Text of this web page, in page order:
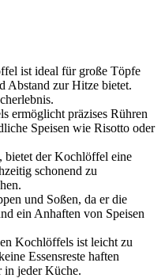
ist ideal für große Töpfe
Abstand zur Hitze bietet.
ermöglicht präzises Rühren
Speisen wie Risotto oder
bietet der Kochlöffel eine
schonend zu
und Soßen, da er die
ein Anhaften von Speisen
Kochlöffels ist leicht zu
Essensreste haften
in jeder Küche.